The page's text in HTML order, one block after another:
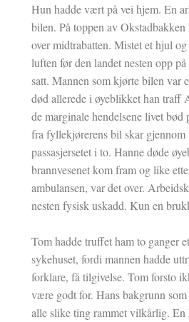
Hun hadde vært på vei hjem. En
bilen. På toppen av
over midtrabatten. Mistet et hjul
luften før den landet nesten opp
satt. Mannen som kjørte bilen var
død allerede i øyeblikket han traff
de marginale hendelsene livet
fra fyllekjørerens bil skar gjennom
passasjersetet i to. Hanne døde
brannvesenet kom fram og like
ambulansen, var det over.
nesten fysisk uskadd. Kun en
Tom hadde truffet ham to ganger
sykehuset, fordi mannen hadde
forklare, få tilgivelse. Tom forsto
være godt for. Hans bakgrunn
alle slike ting rammet vilkårlig. En